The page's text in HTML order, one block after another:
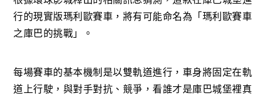
行的現實版瑪利歐賽車，將有可能命名為「瑪利歐賽車
之庫巴的挑戰」。
每場賽車的基本機制是以雙軌道進行，車身將固定在軌
道上行駛，與對手對抗、競爭，看誰才是庫巴城堡裡真